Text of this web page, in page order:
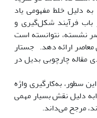
دلیل خلط مفهومى یاد
فرآیند شکل‌گیرى و
ایران معاصر نشسته، نتوانسته است
معاصر ارائه دهد. جستار
مقاله چارچوبى بدیل در
سطور، به‌کارگیرى واژه
دلیل نقش بسیار مهمى
مرجح مى‌داند.